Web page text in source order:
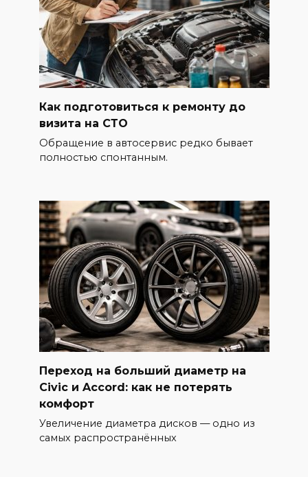
Как подготовиться к ремонту до
визита на СТО
Обращение в автосервис редко бывает
полностью спонтанным.
Переход на больший диаметр на
Civic и Accord: как не потерять
комфорт
Увеличение диаметра дисков — одно из
самых распространённых